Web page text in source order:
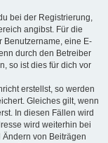
bei der Registrierung,
angibst. Für die
Benutzername, eine E-
durch den Betreiber
so ist dies für dich vor
erstellst, so werden
Gleiches gilt, wenn
In diesen Fällen wird
wird weiterhin bei
von Beiträgen